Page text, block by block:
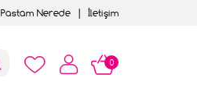
Pastam Nerede İletişim
0